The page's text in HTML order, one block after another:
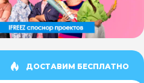
ДОСТАВИМ БЕСПЛАТНО